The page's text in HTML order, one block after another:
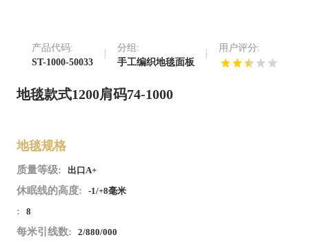
产品代码:
ST-1000-50033
分组:
手工编织地毯面板
用户评分:
地毯款式1200肩码74-1000
地毯规格
质量等级: 出口A+
休眠线的高度: -1/+8毫米
: 8
每米引线数: 2/880/000